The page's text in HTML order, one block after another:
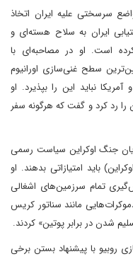
سرسختی علیه ایران اتخاذ
ایران به سلاح هسته‌ای و
است. او در مصاحبه‌ای با
که حتی پایین‌ترین سطح غنی‌سازی اورانیوم
نباید این را بپذیرد. او
رد کرد و گفت که هرگونه سفر
جنگ اوکراین سیاست رسمی
باید امتیازاتی بدهند. او
تمام سرزمین‌های اشغالی
مانند سناتور کریس
شدن در برابر پوتین» کردند.
روبیو با پیشنهاد بستن برخی